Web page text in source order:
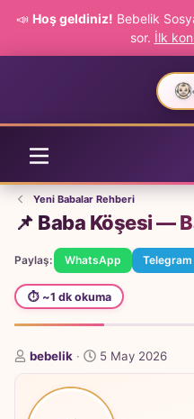
📣 Hoş geldiniz! Bebelik
sor. İlk
Yeni Babalar Rehberi
📌 Baba Köşesi —
Paylaş: WhatsApp Telegram
⏱ ~1 dk okuma
K
o
b
bebelik
B
a
l
5 May 2026